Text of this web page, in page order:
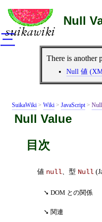
Null
There is another
Null 値
SuikaWiki > Wiki > JavaScript>
Null Value
目次
値 null 、型 Null
DOM との関係
関連
三